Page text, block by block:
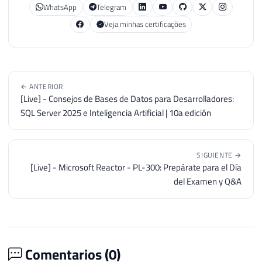
WhatsApp
Telegram
Veja minhas certificações
← ANTERIOR
[Live] - Consejos de Bases de Datos para Desarrolladores:
SQL Server 2025 e Inteligencia Artificial | 10a edición
SIGUIENTE →
[Live] - Microsoft Reactor - PL-300: Prepárate para el Día
del Examen y Q&A
Comentarios (0)